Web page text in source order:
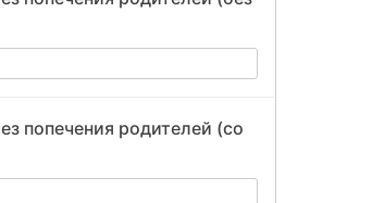
попечения родителей (со